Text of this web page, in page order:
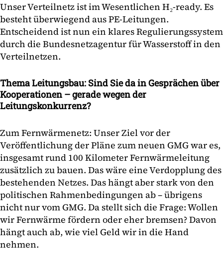
Unser Verteilnetz ist im Wesentlichen H₂-ready. Es
besteht überwiegend aus PE-Leitungen.
Entscheidend ist nun ein klares Regulierungssystem
durch die Bundesnetzagentur für Wasserstoff in den
Verteilnetzen.
Thema Leitungsbau: Sind Sie da in Gesprächen über
Kooperationen – gerade wegen der
Leitungskonkurrenz?
Zum Fernwärmenetz: Unser Ziel vor der
Veröffentlichung der Pläne zum neuen GMG war es,
insgesamt rund 100 Kilometer Fernwärmeleitung
zusätzlich zu bauen. Das wäre eine Verdopplung des
bestehenden Netzes. Das hängt aber stark von den
politischen Rahmenbedingungen ab – übrigens
nicht nur vom GMG. Da stellt sich die Frage: Wollen
wir Fernwärme fördern oder eher bremsen? Davon
hängt auch ab, wie viel Geld wir in die Hand
nehmen.